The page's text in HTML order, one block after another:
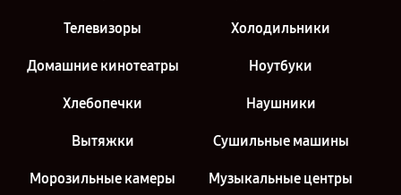
Телевизоры Холодильники
Домашние кинотеатры Ноутбуки
Хлебопечки Наушники
Вытяжки Сушильные машины
Морозильные камеры Музыкальные центры